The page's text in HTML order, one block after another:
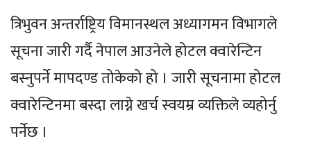
त्रिभुवन अन्तर्राष्ट्रिय विमानस्थल अध्यागमन विभागले
सूचना जारी गर्दै नेपाल आउनेले होटल क्वारेन्टिन
बस्नुपर्ने मापदण्ड तोकेको हो । जारी सूचनामा होटल
क्वारेन्टिनमा बस्दा लाग्ने खर्च स्वयम्र व्यक्तिले व्यहोर्नु
पर्नेछ ।